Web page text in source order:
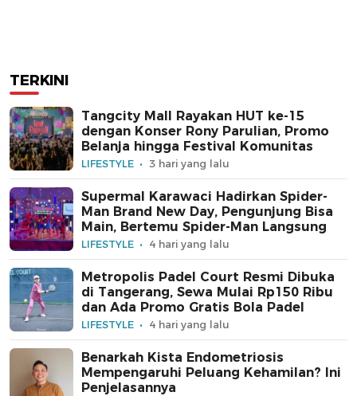
TERKINI
Tangcity Mall Rayakan HUT ke-15
dengan Konser Rony Parulian, Promo
Belanja hingga Festival Komunitas
LIFESTYLE 3 hari yang lalu
Supermal Karawaci Hadirkan Spider-
Man Brand New Day, Pengunjung Bisa
Main, Bertemu Spider-Man Langsung
LIFESTYLE 4 hari yang lalu
Metropolis Padel Court Resmi Dibuka
di Tangerang, Sewa Mulai Rp150 Ribu
dan Ada Promo Gratis Bola Padel
LIFESTYLE 4 hari yang lalu
Benarkah Kista Endometriosis
Mempengaruhi Peluang Kehamilan? Ini
Penjelasannya